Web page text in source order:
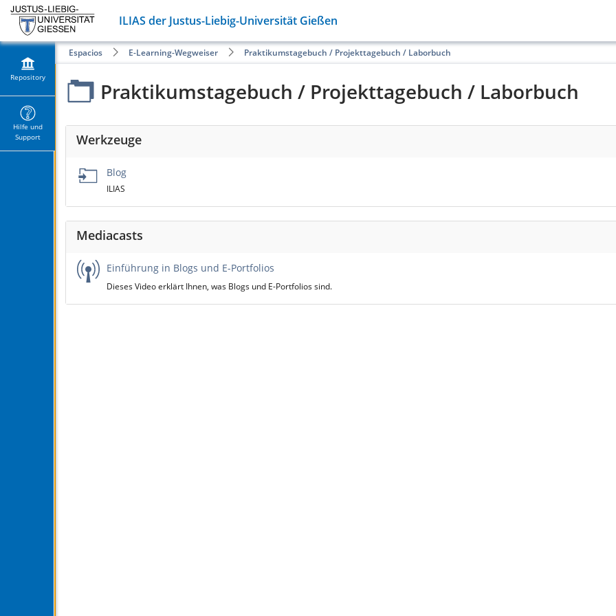
ILIAS der Justus-Liebig-Universität Gießen
Repository
Hilfe und
Support
Espacios E-Learning-Wegweiser Praktikumstagebuch / Projekttagebuch / Laborbuch
Praktikumstagebuch / Projekttagebuch / Laborbuch
Werkzeuge
Blog
ILIAS
Mediacasts
Einführung in Blogs und E-Portfolios
Dieses Video erklärt Ihnen, was Blogs und E-Portfolios sind.